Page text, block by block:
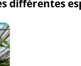
différentes